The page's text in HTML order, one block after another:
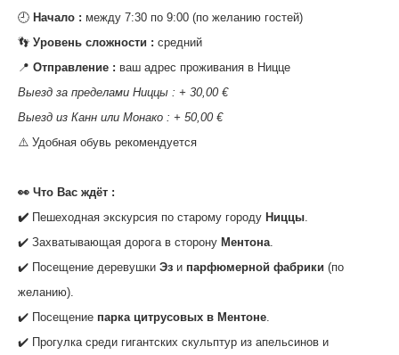
‌🕘 Начало : между 7:30 по 9:00 (по желанию гостей)
‌👣 Уровень сложности : средний
‌📍 Отправление : ваш адрес проживания в Ницце
Выезд за пределами Ниццы : + 30,00 €
Выезд из Канн или Монако : + 50,00 €
‌⚠️ Удобная обувь рекомендуется
‌‌‌👀 Что Вас ждёт :
✔️ Пешеходная экскурсия по старому городу Ниццы.
✔️ Захватывающая дорога в сторону Ментона.
‌✔️ Посещение деревушки Эз и парфюмерной фабрики (по
желанию).
‌✔️ Посещение парка цитрусовых в Ментоне.
✔️ Прогулка среди гигантских скульптур из апельсинов и